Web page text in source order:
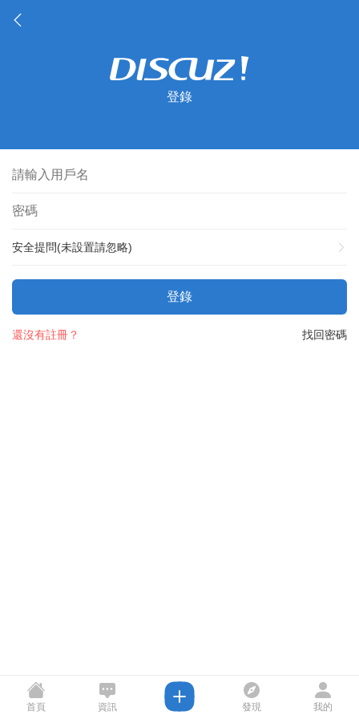
登錄
安全提問(未設置請忽略)
登錄
找回密碼
還沒有註冊？
首頁 資訊 發現 我的